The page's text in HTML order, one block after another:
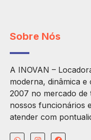
Sobre Nós
A INOVAN –
moderna, dinâmica e
2007 no mercado de
nossos funcionários
atender com